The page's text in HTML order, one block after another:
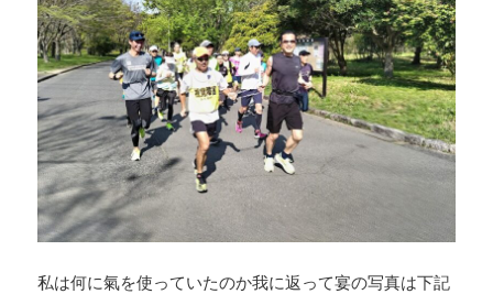
私は何に氣を使っていたのか我に返って宴の写真は下記